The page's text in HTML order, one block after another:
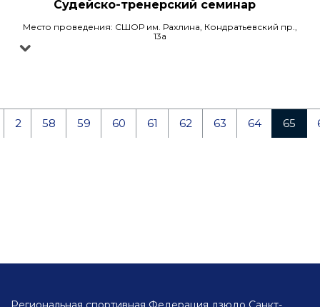
Судейско-тренерский семинар
Место проведения: СШОР им. Рахлина, Кондратьевский пр.,
13а
2 58 59 60 61 62 63 64 65